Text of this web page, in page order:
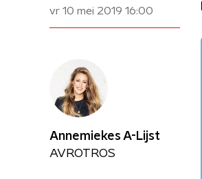
vr 10 mei 2019 16:00
Annemiekes A-Lijst
AVROTROS